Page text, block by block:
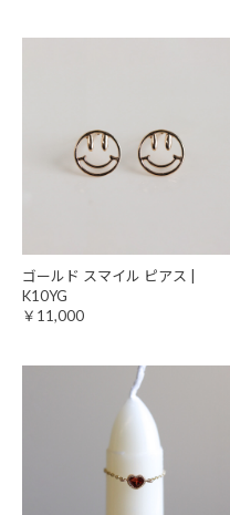
ゴールド スマイル ピアス |
K10YG
￥11,000